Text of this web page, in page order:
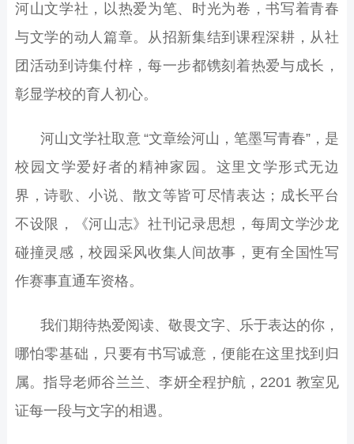
河山文学社，以热爱为笔、时光为卷，书写着青春
与文学的动人篇章。从招新集结到课程深耕，从社
团活动到诗集付梓，每一步都镌刻着热爱与成长，
彰显学校的育人初心。
河山文学社取意 “文章绘河山，笔墨写青春”，是
校园文学爱好者的精神家园。这里文学形式无边
界，诗歌、小说、散文等皆可尽情表达；成长平台
不设限，《河山志》社刊记录思想，每周文学沙龙
碰撞灵感，校园采风收集人间故事，更有全国性写
作赛事直通车资格。
我们期待热爱阅读、敬畏文字、乐于表达的你，
哪怕零基础，只要有书写诚意，便能在这里找到归
属。指导老师谷兰兰、李妍全程护航， 2201 教室见
证每一段与文字的相遇。